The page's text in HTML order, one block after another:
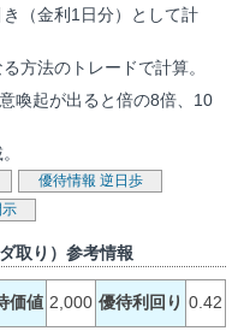
（金利1日分）として計
方法のトレードで計算。
喚起が出ると倍の8倍、10
優待情報 逆日歩
示
取り）参考情報
価値 2,000 優待利回り 0.42